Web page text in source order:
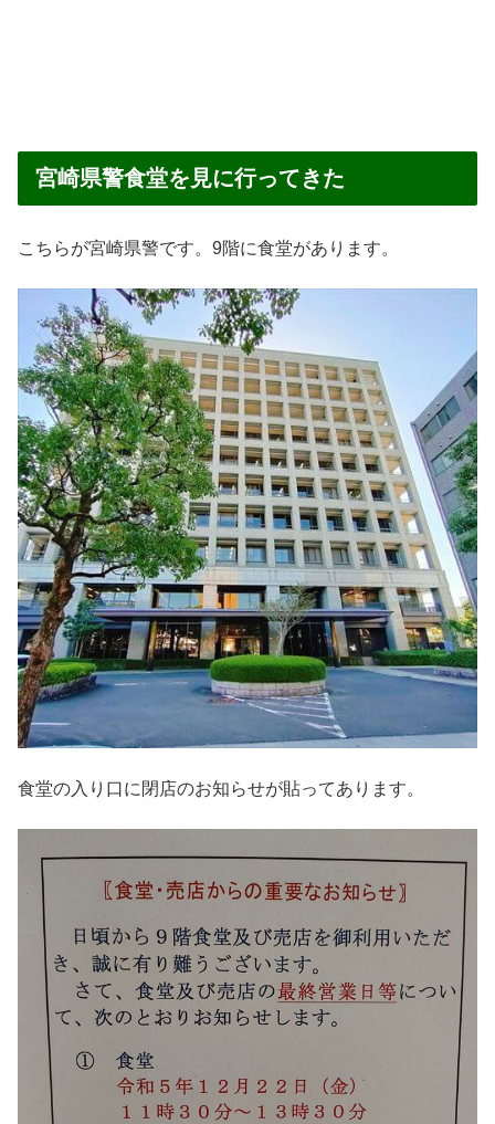
宮崎県警食堂を見に行ってきた
こちらが宮崎県警です。9階に食堂があります。
食堂の入り口に閉店のお知らせが貼ってあります。